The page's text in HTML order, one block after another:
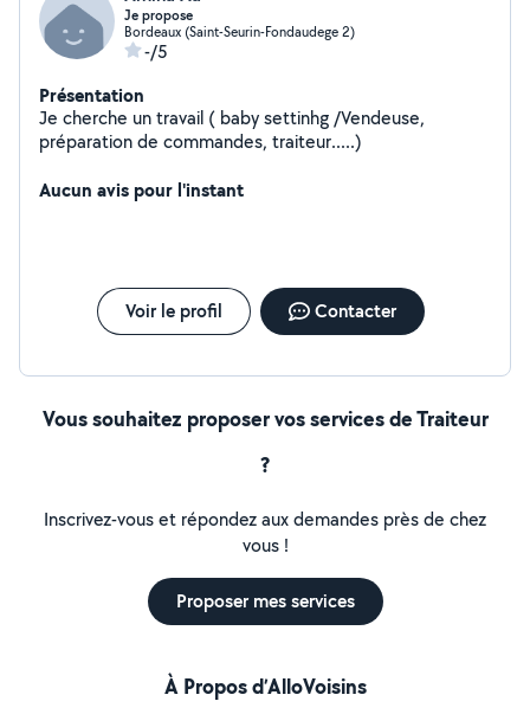
Je propose
Bordeaux (Saint-Seurin-Fondaudege 2)
-/5
Présentation
Je cherche un travail ( baby settinhg /Vendeuse,
préparation de commandes, traiteur.....)
Aucun avis pour l'instant
Voir le profil Contacter
Vous souhaitez proposer vos services de Traiteur
?
Inscrivez-vous et répondez aux demandes près de chez
vous !
Proposer mes services
À Propos d’AlloVoisins